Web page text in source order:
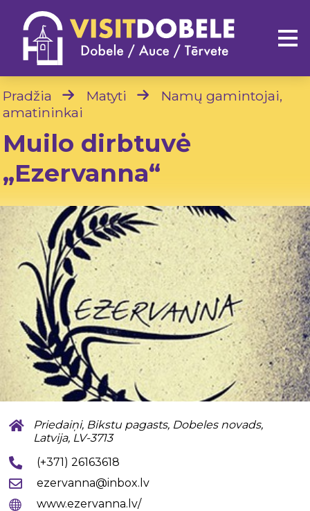
Pradžia Matyti
Namų gamintojai,
amatininkai
Muilo dirbtuvė
„Ezervanna“
Priedaiņi, Bikstu pagasts, Dobeles novads,
Latvija, LV-3713
(+371) 26163618
ezervanna@inbox.lv
www.ezervanna.lv/